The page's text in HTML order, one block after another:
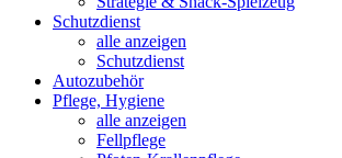
Schutzdienst
alle anzeigen
Schutzdienst
Autozubehör
Pflege, Hygiene
alle anzeigen
Fellpflege